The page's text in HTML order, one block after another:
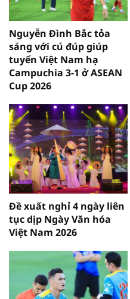
Nguyễn Đình Bắc tỏa
sáng với cú đúp giúp
tuyển Việt Nam hạ
Campuchia 3-1 ở ASEAN
Cup 2026
Đề xuất nghỉ 4 ngày liên
tục dịp Ngày Văn hóa
Việt Nam 2026